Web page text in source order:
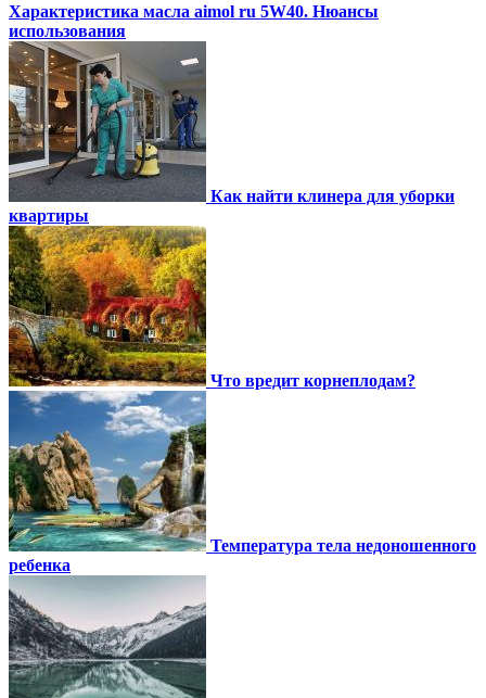
Характеристика масла aimol ru 5W40. Нюансы
использования
Как найти клинера для уборки
квартиры
Что вредит корнеплодам?
Температура тела недоношенного
ребенка